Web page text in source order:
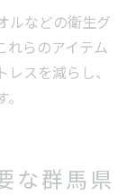
ルなどの衛生グ
れらのアイテム
スを減らし、
な群馬県